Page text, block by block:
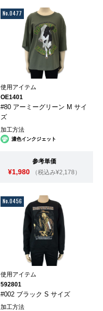
No.0477
使用アイテム
OE1401
#80 アーミーグリーン M サイ
ズ
加工方法
濃色インクジェット
参考単価
¥1,980 （税込み¥2,178）
No.0456
使用アイテム
592801
#002 ブラック S サイズ
加工方法